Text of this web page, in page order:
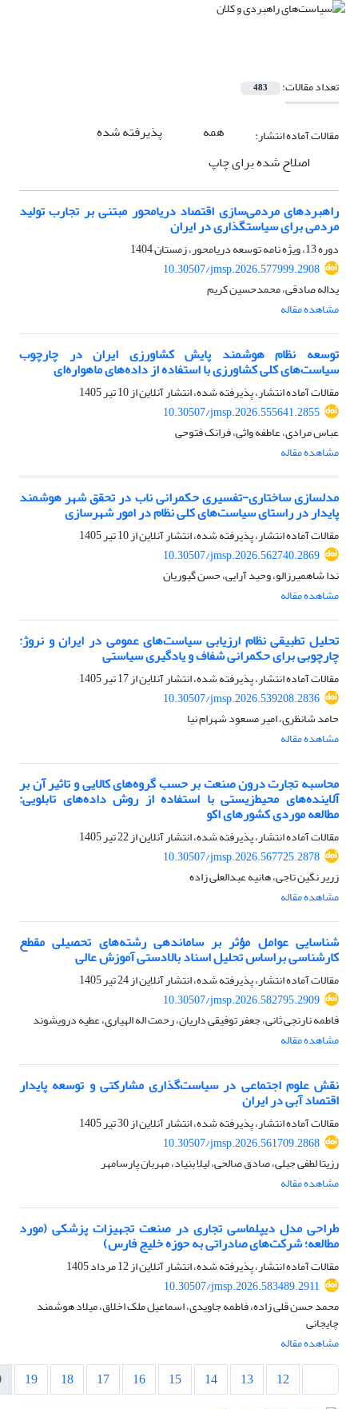
تعداد مقالات: 483
مقالات آماده انتشار: همه
پذیرفته شده
اصلاح شده برای چاپ
راهبردهای مردمی‌سازی اقتصاد دریامحور مبتنی بر تجارب تولید
مردمی برای سیاستگذاری در ایران
دوره 13، ویژه نامه توسعه دریامحور، زمستان 1404
10.30507/jmsp.2026.577999.2908
یداله صادقی، محمدحسین کریم
مشاهده مقاله
توسعه نظام هوشمند پایش کشاورزی ایران در چارچوب
سیاست‌های کلی کشاورزی با استفاده از داده‌های ماهواره‌ای
مقالات آماده انتشار، پذیرفته شده، انتشار آنلاین از10 تیر 1405
10.30507/jmsp.2026.555641.2855
عباس مرادی، عاطفه واثی، فرانک فتوحی
مشاهده مقاله
مدلسازی ساختاری-تفسیری حکمرانی ناب در تحقق شهر هوشمند
پایدار در راستای سیاست‌های کلی نظام در امور شهرسازی
مقالات آماده انتشار، پذیرفته شده، انتشار آنلاین از10 تیر 1405
10.30507/jmsp.2026.562740.2869
ندا شاهمیرزالو، وحید آرایی، حسن گیوریان
مشاهده مقاله
تحلیل تطبیقی نظام ارزیابی سیاست‌های عمومی در ایران و نروژ:
چارچوبی برای حکمرانی شفاف و یادگیری سیاستی
مقالات آماده انتشار، پذیرفته شده، انتشار آنلاین از17 تیر 1405
10.30507/jmsp.2026.539208.2836
حامد شانظری، امیر مسعود شهرام نیا
مشاهده مقاله
محاسبه تجارت درون صنعت بر حسب گروه‌های کالایی و تاثیر آن بر
آلاینده‌های محیط‌زیستی با استفاده از روش داده‌های تابلویی:
مطالعه موردی کشورهای اکو
مقالات آماده انتشار، پذیرفته شده، انتشار آنلاین از22 تیر 1405
10.30507/jmsp.2026.567725.2878
زریر نگین تاجی، هانیه عبدالعلی زاده
مشاهده مقاله
شناسایی عوامل مؤثر بر ساماندهی رشته‌های تحصیلی مقطع
کارشناسی براساس تحلیل اسناد بالادستی آموزش عالی
مقالات آماده انتشار، پذیرفته شده، انتشار آنلاین از24 تیر 1405
10.30507/jmsp.2026.582795.2909
فاطمه نارنجی ثانی، جعفر توفیقی داریان، رحمت اله الهیاری، عطیه درویشوند
مشاهده مقاله
نقش علوم اجتماعی در سیاست‌گذاری مشارکتی و توسعه پایدار
اقتصاد آبی در ایران
مقالات آماده انتشار، پذیرفته شده، انتشار آنلاین از30 تیر 1405
10.30507/jmsp.2026.561709.2868
رزیتا لطفی جبلی، صادق صالحی، لیلا بنیاد، مهربان پارسامهر
مشاهده مقاله
طراحی مدل دیپلماسی تجاری در صنعت تجهیزات پزشکی (مورد
مطالعه؛ شرکت‌های صادراتی به حوزه خلیج فارس)
مقالات آماده انتشار، پذیرفته شده، انتشار آنلاین از12 مرداد 1405
10.30507/jmsp.2026.583489.2911
محمد حسن قلی زاده، فاطمه جاویدی، اسماعیل ملک اخلاق، میلاد هوشمند
چایجانی
مشاهده مقاله
12
13
14
15
16
17
18
19